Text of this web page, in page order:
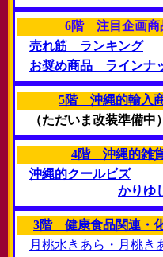
6階 注目企画商
売れ筋 ランキング
お奨め商品 ラインナ
5階 沖縄的輸入
（ただいま改装準備中）
4階 沖縄的雑
沖縄的クールビズ
かりゆ
3階 健康食品関連・
月桃水きあら・月桃き